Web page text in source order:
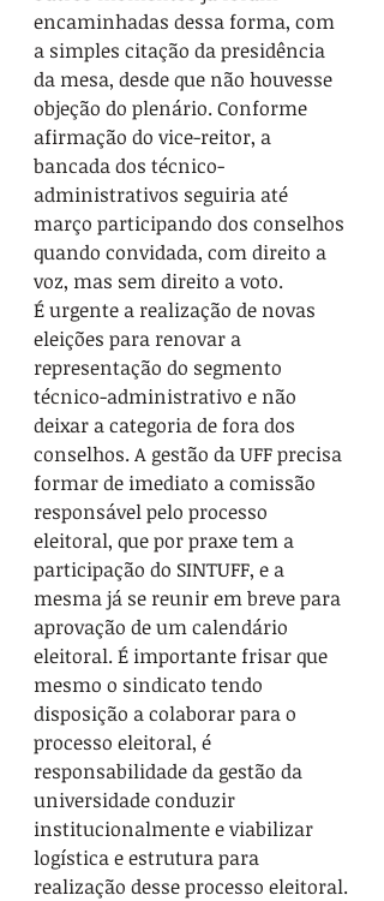
encaminhadas dessa forma, com
a simples citação da presidência
da mesa, desde que não houvesse
objeção do plenário. Conforme
afirmação do vice-reitor, a
bancada dos técnico-
administrativos seguiria até
março participando dos conselhos
quando convidada, com direito a
voz, mas sem direito a voto.
É urgente a realização de novas
eleições para renovar a
representação do segmento
técnico-administrativo e não
deixar a categoria de fora dos
conselhos. A gestão da UFF precisa
formar de imediato a comissão
responsável pelo processo
eleitoral, que por praxe tem a
participação do SINTUFF, e a
mesma já se reunir em breve para
aprovação de um calendário
eleitoral. É importante frisar que
mesmo o sindicato tendo
disposição a colaborar para o
processo eleitoral, é
responsabilidade da gestão da
universidade conduzir
institucionalmente e viabilizar
logística e estrutura para
realização desse processo eleitoral.